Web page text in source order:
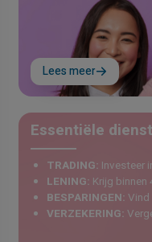
Lees meer
Essentiële
TRADING: Investeer
LENING: Krijg binnen
BESPARINGEN:
VERZEKERING: